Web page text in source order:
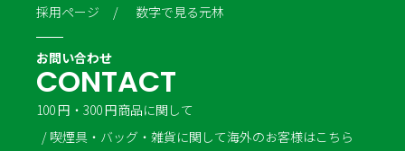
採用ページ 数字で見る元林
お問い合わせ
CONTACT
100 円・300 円商品に関して
喫煙具・バッグ・雑貨に関して海外のお客様はこちら